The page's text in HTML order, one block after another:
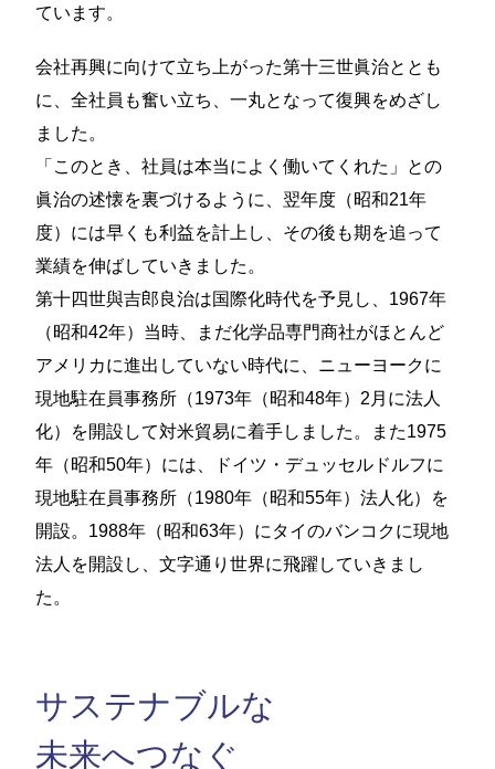
ています。
会社再興に向けて立ち上がった第十三世眞治ととも
に、全社員も奮い立ち、一丸となって復興をめざし
ました。
「このとき、社員は本当によく働いてくれた」との
眞治の述懐を裏づけるように、翌年度（昭和21年
度）には早くも利益を計上し、その後も期を追って
業績を伸ばしていきました。
第十四世與吉郎良治は国際化時代を予見し、1967年
（昭和42年）当時、まだ化学品専門商社がほとんど
アメリカに進出していない時代に、ニューヨークに
現地駐在員事務所（1973年（昭和48年）2月に法人
化）を開設して対米貿易に着手しました。また1975
年（昭和50年）には、ドイツ・デュッセルドルフに
現地駐在員事務所（1980年（昭和55年）法人化）を
開設。1988年（昭和63年）にタイのバンコクに現地
法人を開設し、文字通り世界に飛躍していきまし
た。
サステナブルな
未来へつなぐ